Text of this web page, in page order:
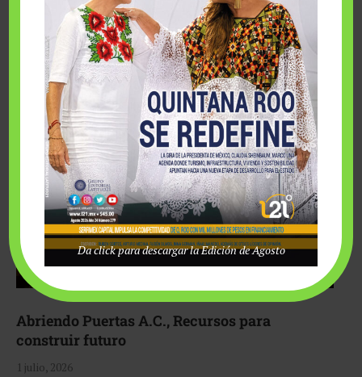
Fairmont Mayakoba y Make-A-Wish México unieron
esfuerzos para hacer realidad el deseo de una …
Abriendo Puertas A.C., Recursos para
construir futuro
1 julio, 2026
Da click para descargar la Edición de Agosto